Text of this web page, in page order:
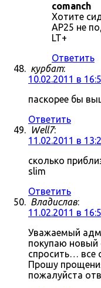
comanch
Хотите
AP25 не
LT+
Ответить
курбат:
10.02.2011 в
паскорее бы
Ответить
Well7:
11.02.2011 в
сколько
slim
Ответить
Владислав:
11.02.2011 в
Уважаемый
покупаю новый
спросить… все
Прошу
пожалуйста